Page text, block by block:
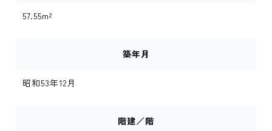
57.55m²
築年月
昭和53年12月
階建／階